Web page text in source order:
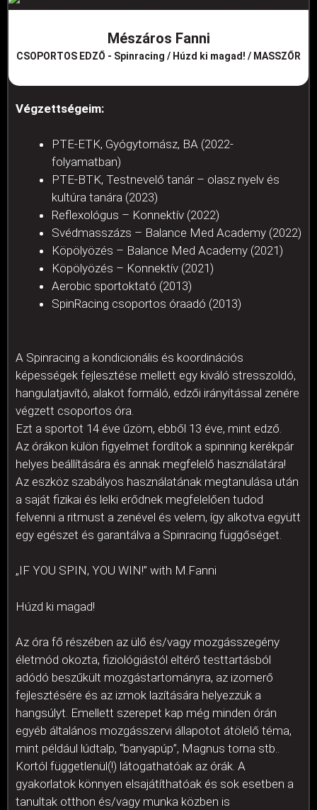
Mészáros Fanni
CSOPORTOS EDZŐ - Spinracing / Húzd ki magad! / MASSZŐR
Végzettségeim:
PTE-ETK, Gyógytornász, BA (2022-
folyamatban)
PTE-BTK, Testnevelő tanár – olasz nyelv és
kultúra tanára (2023)
Reflexológus – Konnektív (2022)
Svédmasszázs – Balance Med Academy (2022)
Köpölyözés – Balance Med Academy (2021)
Köpölyözés – Konnektív (2021)
Aerobic sportoktató (2013)
SpinRacing csoportos óraadó (2013)
A Spinracing a kondicionális és koordinációs
képességek fejlesztése mellett egy kiváló stresszoldó,
hangulatjavító, alakot formáló, edzői irányítással zenére
végzett csoportos óra.
Ezt a sportot 14 éve űzöm, ebből 13 éve, mint edző.
Az órákon külön figyelmet fordítok a spinning kerékpár
helyes beállítására és annak megfelelő használatára!
Az eszköz szabályos használatának megtanulása után
a saját fizikai és lelki erődnek megfelelően tudod
felvenni a ritmust a zenével és velem, így alkotva együtt
egy egészet és garantálva a Spinracing függőséget.
„IF YOU SPIN, YOU WIN!” with M.Fanni
Húzd ki magad!
Az óra fő részében az ülő és/vagy mozgásszegény
életmód okozta, fiziológiástól eltérő testtartásból
adódó beszűkült mozgástartományra, az izomerő
fejlesztésére és az izmok lazítására helyezzük a
hangsúlyt. Emellett szerepet kap még minden órán
egyéb általános mozgásszervi állapotot átölelő téma,
mint például lúdtalp, “banyapúp”, Magnus torna stb..
Kortól függetlenül(!) látogathatóak az órák. A
gyakorlatok könnyen elsajátíthatóak és sok esetben a
tanultak otthon és/vagy munka közben is